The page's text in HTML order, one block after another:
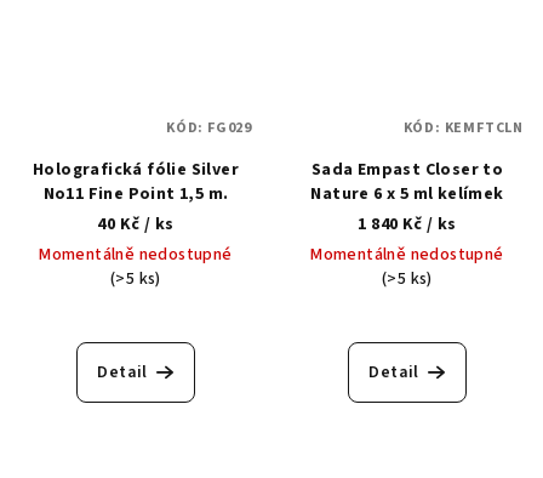
Holografická fólie Silver
No11 Fine Point 1,5 m.
40 Kč / ks
Momentálně nedostupné
(>5 ks)
Detail
KÓD: FG029
Sada Empast Closer to
Nature 6 x 5 ml kelímek
1 840 Kč / ks
Momentálně nedostupné
(>5 ks)
Detail
KÓD: KEMFTCLN